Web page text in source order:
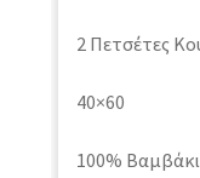
2 Πετσέτες
40×60
100% Βαμβάκι